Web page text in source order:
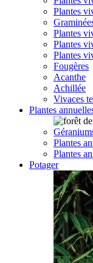
Plantes
Plantes
Plantes
Plantes
Fougères
Acanthe
Achillée
Vivaces
Plantes
Plantes
Plantes
Potager